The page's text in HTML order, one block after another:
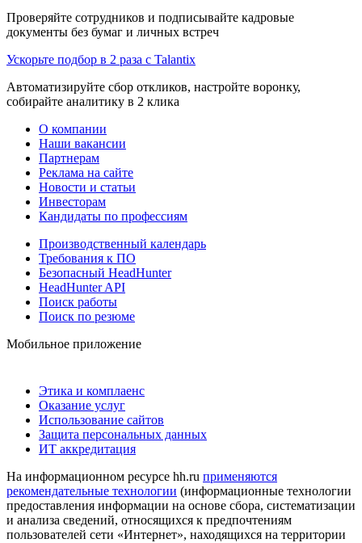
Проверяйте сотрудников и подписывайте кадровые
документы без бумаг и личных встреч
Ускорьте подбор в 2 раза с Talantix
Автоматизируйте сбор откликов, настройте воронку,
собирайте аналитику в 2 клика
О компании
Наши вакансии
Партнерам
Реклама на сайте
Новости и статьи
Инвесторам
Кандидаты по профессиям
Производственный календарь
Требования к ПО
Безопасный HeadHunter
HeadHunter API
Поиск работы
Поиск по резюме
Мобильное приложение
Этика и комплаенс
Оказание услуг
Использование сайтов
Защита персональных данных
ИТ аккредитация
На информационном ресурсе hh.ru применяются
рекомендательные технологии (информационные технологии
предоставления информации на основе сбора, систематизации
и анализа сведений, относящихся к предпочтениям
пользователей сети «Интернет», находящихся на территории